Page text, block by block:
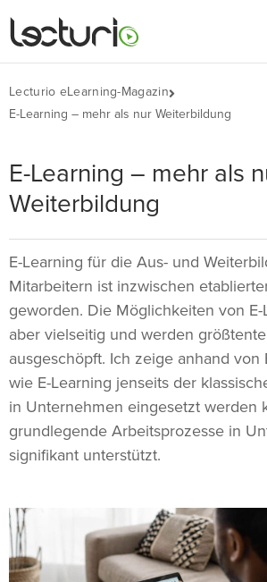
Lecturio eLearning-Magazin
E-Learning – mehr als nur Weiterbildung
E-Learning – mehr als
Weiterbildung
E-Learning für die Aus- und
Mitarbeitern ist inzwischen
geworden. Die Möglichkeiten von E-
aber vielseitig und werden
ausgeschöpft. Ich zeige anhand von
wie E-Learning jenseits der
in Unternehmen eingesetzt werden
grundlegende Arbeitsprozesse in
signifikant unterstützt.